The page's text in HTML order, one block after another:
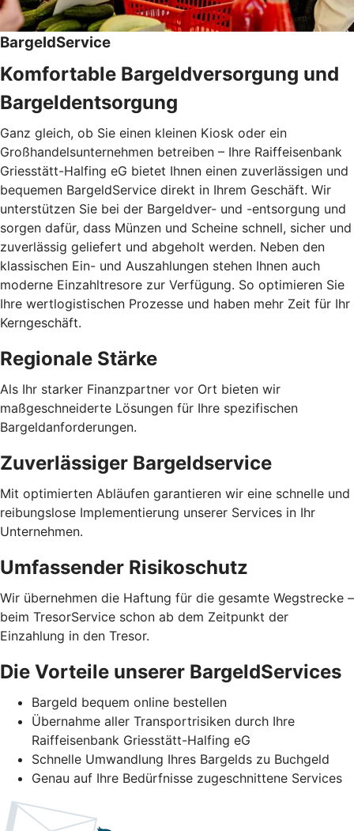
BargeldService
Komfortable Bargeldversorgung und
Bargeldentsorgung
Ganz gleich, ob Sie einen kleinen Kiosk oder ein
Großhandelsunternehmen betreiben – Ihre Raiffeisenbank
Griesstätt-Halfing eG bietet Ihnen einen zuverlässigen und
bequemen BargeldService direkt in Ihrem Geschäft. Wir
unterstützen Sie bei der Bargeldver- und -entsorgung und
sorgen dafür, dass Münzen und Scheine schnell, sicher und
zuverlässig geliefert und abgeholt werden. Neben den
klassischen Ein- und Auszahlungen stehen Ihnen auch
moderne Einzahltresore zur Verfügung. So optimieren Sie
Ihre wertlogistischen Prozesse und haben mehr Zeit für Ihr
Kerngeschäft.
Regionale Stärke
Als Ihr starker Finanzpartner vor Ort bieten wir
maßgeschneiderte Lösungen für Ihre spezifischen
Bargeldanforderungen.
Zuverlässiger Bargeldservice
Mit optimierten Abläufen garantieren wir eine schnelle und
reibungslose Implementierung unserer Services in Ihr
Unternehmen.
Umfassender Risikoschutz
Wir übernehmen die Haftung für die gesamte Wegstrecke –
beim TresorService schon ab dem Zeitpunkt der
Einzahlung in den Tresor.
Die Vorteile unserer BargeldServices
Bargeld bequem online bestellen
Übernahme aller Transportrisiken durch Ihre
Raiffeisenbank Griesstätt-Halfing eG
Schnelle Umwandlung Ihres Bargelds zu Buchgeld
Genau auf Ihre Bedürfnisse zugeschnittene Services